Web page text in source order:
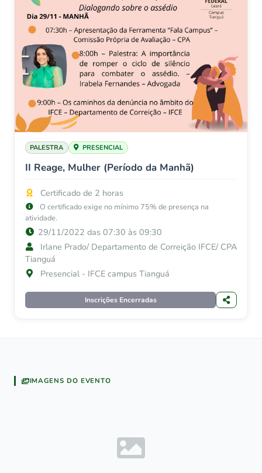
PALESTRA PRESENCIAL
II Reage, Mulher (Período da Manhã)
Certificado de 2 horas
O certificado exige no mínimo 75% de presença na
atividade.
29/11/2022 das 07:30 às 09:30
Irlane Prado/ Departamento de Correição IFCE/ CPA
Tianguá
Presencial - IFCE campus Tianguá
Inscrições Encerradas
IMAGENS DO EVENTO